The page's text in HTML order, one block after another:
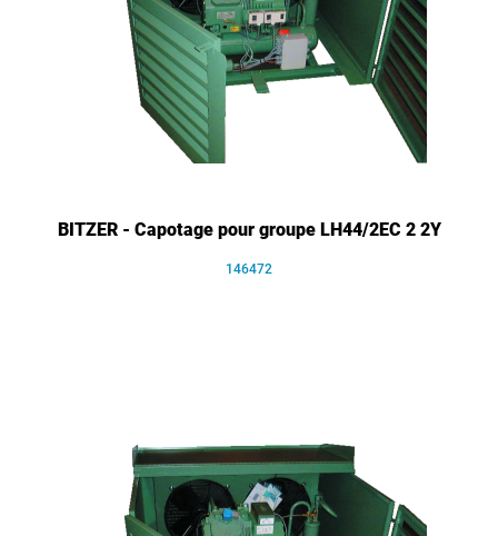
BITZER - Capotage pour groupe LH44/2EC 2 2Y
146472